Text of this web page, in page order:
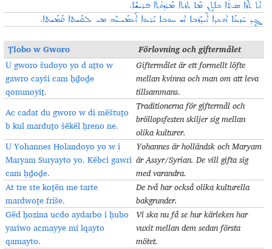
ܐܰܬ ܬܪܶܐ ܣܬܶܐ ܟܐܬ݂ܷܢ ܡܶܐ ܬܰܪܬܶܐ ܡܰܪܕܘܳܬ݂ܶܐ ܦܪܝܫܶܐ.
ܓܷܕ ܚܳܙܝܢܰܐ ܐܘܥܕܐ ܐܰܝܕܰܪܒܐ ܐܝ ܚܘܒܐ ܝܰܪܝܘܐ ܐܰܥܡܰܝـܝܶܗ ܡܝ ܠܩܰܝܬܐ ܩܰܡܰܝܬܐ.
Ṭlobo w Gworo Förlovning och giftermålet
U gworo šudoyo yo d aṯto w
gawro cayši cam ḥḏoḏe
qonunoyiṯ.
Giftermålet är ett formellt löfte
mellan kvinna och man om att leva
tillsammans.
Ac cadat du gworo w di mëštuṯo
b kul marduṯo šёkёl ḥreno ne.
Traditionerna för giftermål och
bröllopsfesten skiljer sig mellan
olika kulturer.
U Yohannes Holandoyo yo w i
Maryam Suryayto yo. Këbci gawri
cam ḥḏoḏe.
Yohannes är holländsk och Maryam
är Assyr/Syrian. De vill gifta sig
med varandra.
At tre ste koṯën me tarte
mardwoṯe friše.
De två har också olika kulturella
bakgrunder.
Gëd ḥozina ucdo aydarbo i ḥubo
yariwo acmayye mi lqayto
qamayto.
Vi ska nu få se hur kärleken har
vuxit mellan dem sedan första
mötet.